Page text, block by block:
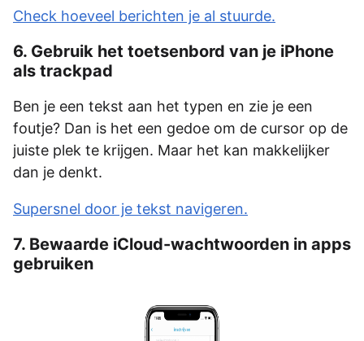
Check hoeveel berichten je al stuurde.
6. Gebruik het toetsenbord van je iPhone
als trackpad
Ben je een tekst aan het typen en zie je een
foutje? Dan is het een gedoe om de cursor op de
juiste plek te krijgen. Maar het kan makkelijker
dan je denkt.
Supersnel door je tekst navigeren.
7. Bewaarde iCloud-wachtwoorden in apps
gebruiken